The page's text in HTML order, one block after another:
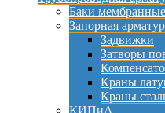
Баки
Запорная
Задвижки
Затворы
Краны
Краны
КИПиА